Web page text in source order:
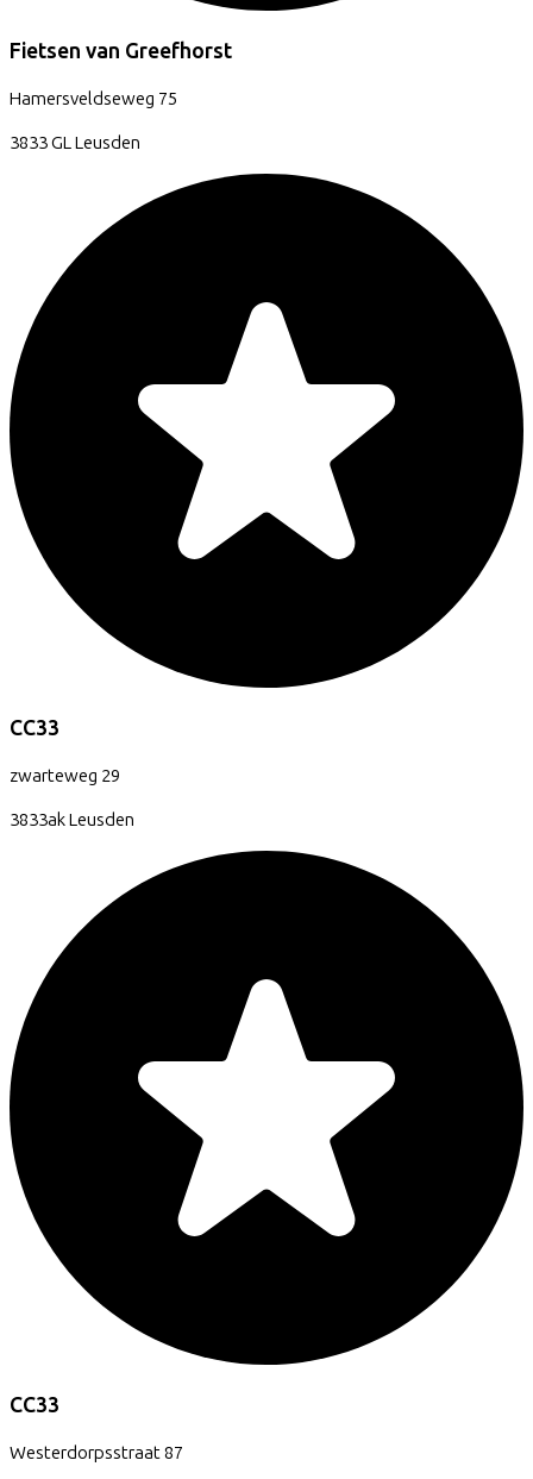
Fietsen van Greefhorst
Hamersveldseweg 75
3833 GLLeusden
CC33
zwarteweg 29
3833akLeusden
CC33
Westerdorpsstraat87